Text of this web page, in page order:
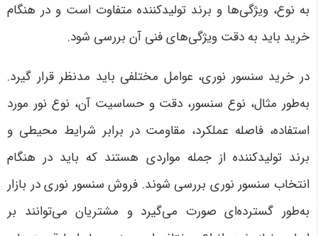
به نوع، ویژگی‌ها و برند تولیدکننده متفاوت است و در هنگام
خرید باید به دقت ویژگی‌های فنی آن بررسی شود.
در خرید سنسور نوری، عوامل مختلفی باید مدنظر قرار گیرد.
به‌طور مثال، نوع سنسور، دقت و حساسیت آن، نوع نور مورد
استفاده، فاصله عملکرد، مقاومت در برابر شرایط محیطی و
برند تولیدکننده از جمله مواردی هستند که باید در هنگام
انتخاب سنسور نوری بررسی شوند. فروش سنسور نوری در بازار
به‌طور گسترده‌ای صورت می‌گیرد و مشتریان می‌توانند بر